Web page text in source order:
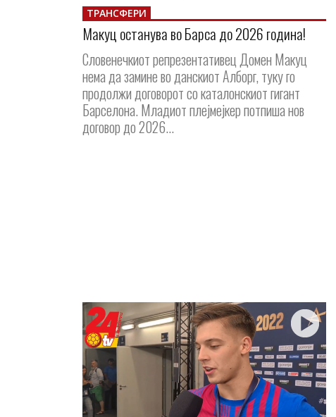
ТРАНСФЕРИ
Макуц останува во Барса до 2026 година!
Словенечкиот репрезентативец Домен Макуц
нема да замине во данскиот Алборг, туку го
продолжи договорот со каталонскиот гигант
Барселона. Младиот плејмејкер потпиша нов
договор до 2026...